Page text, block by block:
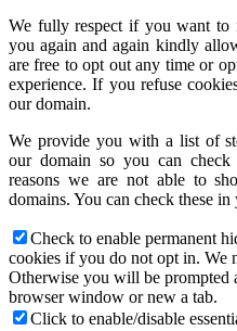
We fully respect if you want to
you again and again kindly
are free to opt out any time or
experience. If you refuse
our domain.
We provide you with a list of
our domain so you can
reasons we are not able to
domains. You can check these
Check to enable permanent
cookies if you do not opt in. We
Otherwise you will be prompted
browser window or new a tab.
Click to enable/disable